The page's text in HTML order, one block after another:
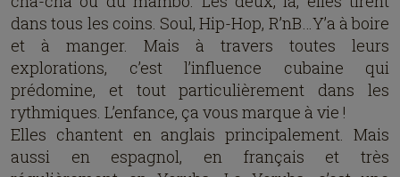
dans tous les coins. Soul, Hip-Hop, R’nB…Y’a à boire
et à manger. Mais à travers toutes leurs
explorations, c’est l’influence cubaine qui
prédomine, et tout particulièrement dans les
rythmiques. L’enfance, ça vous marque à vie !
Elles chantent en anglais principalement. Mais
aussi en espagnol, en français et très